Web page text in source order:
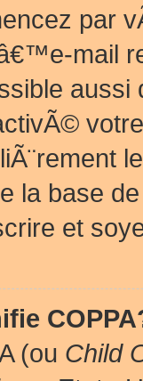
par
mail
la base
et
(ou Child